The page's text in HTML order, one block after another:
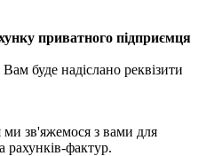
приватного підприємця
буде надіслано реквізити
ми зв'яжемося з вами для
рахунків-фактур.